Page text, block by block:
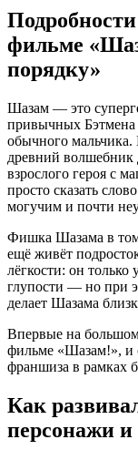
фильме
порядку»
Шазам — это
привычных Бэтмена
обычного
древний волшебник
взрослого героя с
просто сказать
могучим и почти
Фишка Шазама в
ещё живёт
лёгкости: он только
глупости — но при
делает Шазама
Впервые на
фильме «Шазам!», и
франшиза в рамках
Как
персонажи и